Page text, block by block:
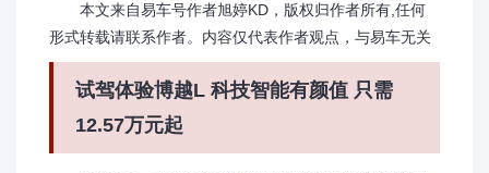
本文来自易车号作者旭婷KD，版权归作者所有,任何
形式转载请联系作者。内容仅代表作者观点，与易车无关
试驾体验博越L 科技智能有颜值 只需
12.57万元起